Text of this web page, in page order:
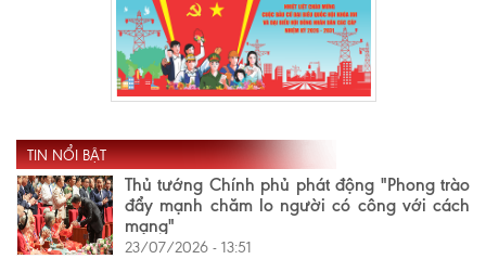
TIN NỔI BẬT
Thủ tướng Chính phủ phát động "Phong trào
đẩy mạnh chăm lo người có công với cách
mạng"
23/07/2026 - 13:51